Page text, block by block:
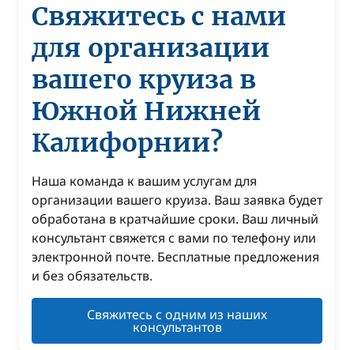
Свяжитесь с нами
для организации
вашего круиза в
Южной Нижней
Калифорнии?
Наша команда к вашим услугам для
организации вашего круиза. Ваш заявка будет
обработана в кратчайшие сроки. Ваш личный
консультант свяжется с вами по телефону или
электронной почте. Бесплатные предложения
и без обязательств.
Свяжитесь с одним из наших
консультантов